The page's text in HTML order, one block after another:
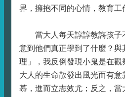
界，擁抱不同的心情，教育工
當大人每天諄諄教誨孩子
意到他們真正學到了什麼？與
理」，我反倒發現小鬼是在觀
大人的生命散發出風光而有
慕，進而立志效尤；反之，當